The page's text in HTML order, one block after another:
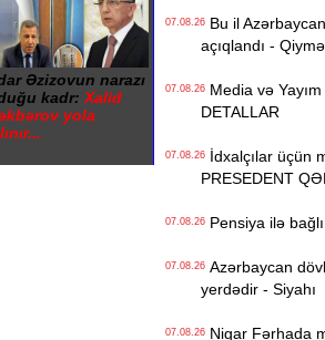
Əzizovun narazı
kadr: Xalid
yola
07.08.26Bu il
açıqlandı -
07.08.26Media və Yayım
DETALLAR
07.08.26İdxalçılar üçün
PRESEDENT
07.08.26Pensiya ilə bağlı
07.08.26Azərbaycan
yerdədir - Siyahı
07.08.26Nigar Fərhada